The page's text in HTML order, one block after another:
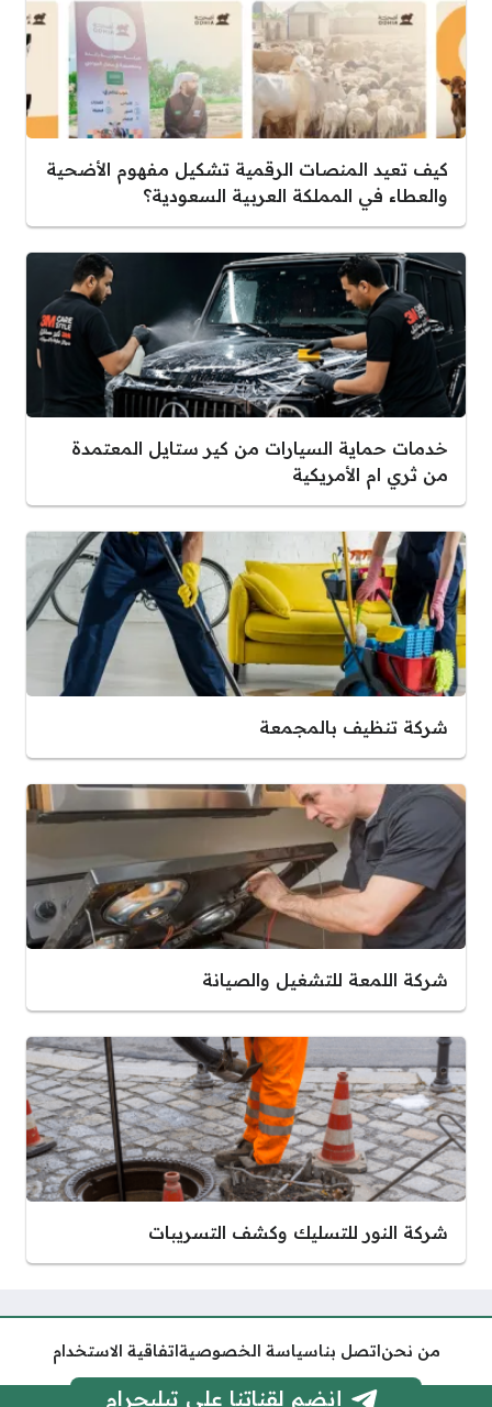
كيف تعيد المنصات الرقمية تشكيل مفهوم الأضحية
والعطاء في المملكة العربية السعودية؟
خدمات حماية السيارات من كير ستايل المعتمدة
من ثري ام الأمريكية
شركة تنظيف بالمجمعة
شركة اللمعة للتشغيل والصيانة
شركة النور للتسليك وكشف التسريبات
من نحناتصل بناسياسة الخصوصيةاتفاقية الاستخدام
إنضم لقناتنا على تيليجرام